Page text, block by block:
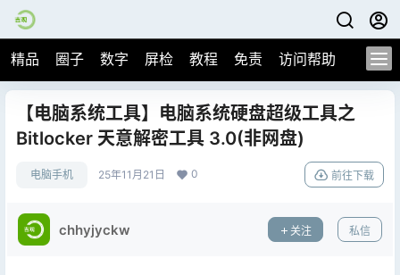
精品 圈子 数字 屏检 教程 免责 访问帮助
【电脑系统工具】电脑系统硬盘超级工具之
Bitlocker 天意解密工具 3.0(非网盘)
电脑手机 25年11月21日 0 前往下载
chhyjyckw 关注 私信